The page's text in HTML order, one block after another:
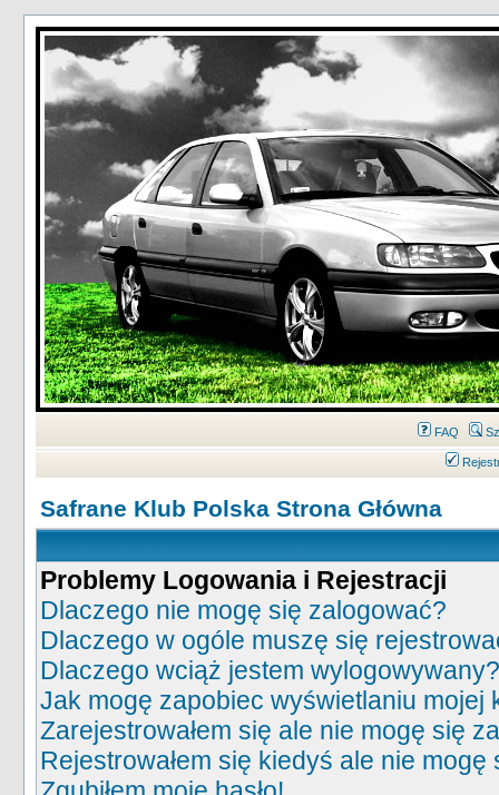
FAQ
Safrane Klub Polska Strona Główna
Problemy Logowania i Rejestracji
Dlaczego nie mogę się zalogować?
Dlaczego w ogóle muszę się
Dlaczego wciąż jestem wylogowywany?
Jak mogę zapobiec wyświetlaniu
Zarejestrowałem się ale nie mogę się
Rejestrowałem się kiedyś ale nie mogę